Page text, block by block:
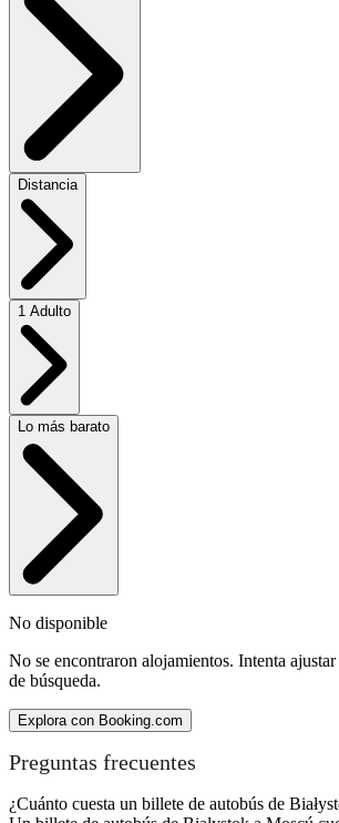
Distancia
1 Adulto
Lo más barato
No disponible
No se encontraron alojamientos. Intenta
de búsqueda.
Explora con Booking.com
Preguntas frecuentes
¿Cuánto cuesta un billete de autobús de